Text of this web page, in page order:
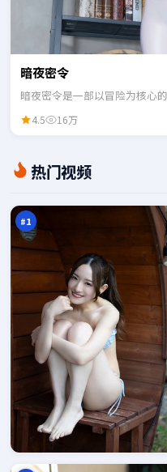
暗夜密令
暗夜密令是一部以冒险为核心
4.5 16万
热门视频
#1
面
回 98
沉
临万